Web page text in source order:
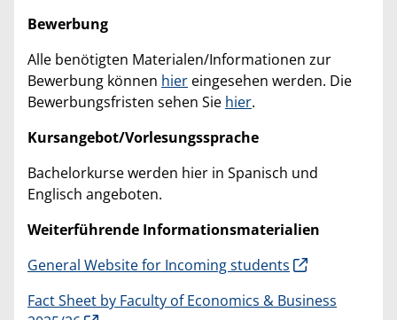
Bewerbung
Alle benötigten Materialen/Informationen zur
Bewerbung können hier eingesehen werden. Die
Bewerbungsfristen sehen Sie hier.
Kursangebot/Vorlesungssprache
Bachelorkurse werden hier in Spanisch und
Englisch angeboten.
Weiterführende Informationsmaterialien
General Website for Incoming students
Fact Sheet by Faculty of Economics & Business